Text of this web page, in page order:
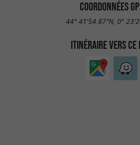
COORDONNÉES
44° 41'54.87"N, 0°
ITINÉRAIRE VERS CE